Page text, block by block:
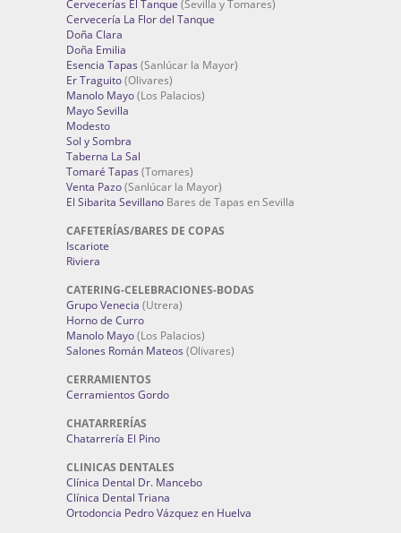
Cervecerías El Tanque (Sevilla y Tomares)
Cervecería La Flor del Tanque
Doña Clara
Doña Emilia
Esencia Tapas (Sanlúcar la Mayor)
Er Traguito(Olivares)
Manolo Mayo(Los Palacios)
Mayo Sevilla
Modesto
Sol y Sombra
Taberna La Sal
Tomaré Tapas (Tomares)
Venta Pazo(Sanlúcar la Mayor)
El Sibarita Sevillano Bares de Tapas en Sevilla
CAFETERÍAS/BARES DE COPAS
Iscariote
Riviera
CATERING-CELEBRACIONES-BODAS
Grupo Venecia (Utrera)
Horno de Curro
Manolo Mayo(Los Palacios)
Salones Román Mateos (Olivares)
CERRAMIENTOS
Cerramientos Gordo
CHATARRERÍAS
Chatarrería El Pino
CLINICAS DENTALES
Clínica Dental Dr. Mancebo
Clínica Dental Triana
Ortodoncia Pedro Vázquez en Huelva